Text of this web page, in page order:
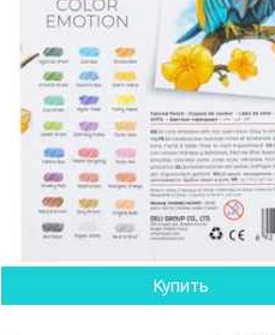
Купить